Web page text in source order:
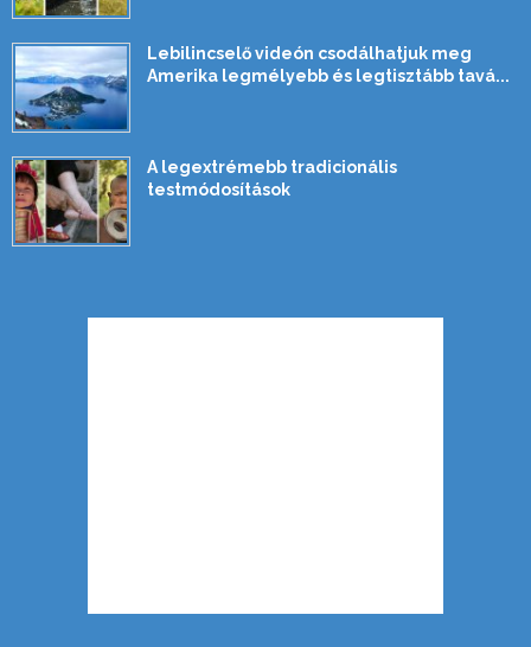
Lebilincselő videón csodálhatjuk meg
Amerika legmélyebb és legtisztább tavá...
A legextrémebb tradicionális
testmódosítások